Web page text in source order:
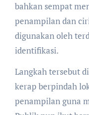
bahkan sempat
penampilan dan
digunakan oleh
identifikasi.
Langkah tersebut
kerap berpindah
penampilan guna